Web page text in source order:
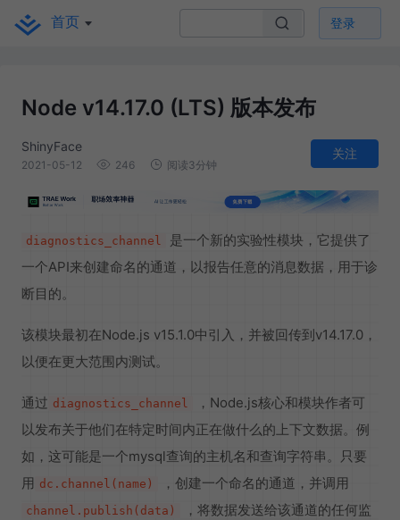
首页 登录
Node v14.17.0 (LTS) 版本发布
ShinyFace
2021-05-12 246 阅读3分钟
关注
diagnostics_channel
是一个新的实验性模块，它提供了
一个API来创建命名的通道，以报告任意的消息数据，用于诊
断目的。
该模块最初在Node.js v15.1.0中引入，并被回传到v14.17.0，
以便在更大范围内测试。
通过 diagnostics_channel
，Node.js核心和模块作者可
以发布关于他们在特定时间内正在做什么的上下文数据。例
如，这可能是一个mysql查询的主机名和查询字符串。只要
用 dc.channel(name) ，创建一个命名的通道，并调用
channel.publish(data)
，将数据发送给该通道的任何监